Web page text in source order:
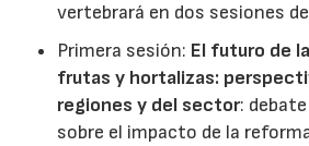
vertebrará en dos sesiones
Primera sesión: El futuro de
frutas y hortalizas:
regiones y del sector:
sobre el impacto de la